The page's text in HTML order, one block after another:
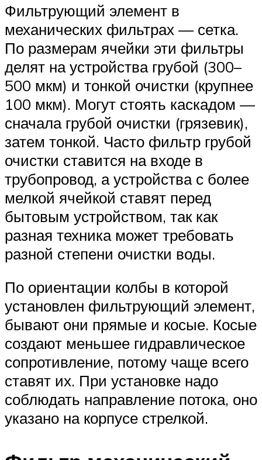
Фильтрующий элемент в
механических фильтрах — сетка.
По размерам ячейки эти фильтры
делят на устройства грубой (300–
500 мкм) и тонкой очистки (крупнее
100 мкм). Могут стоять каскадом —
сначала грубой очистки (грязевик),
затем тонкой. Часто фильтр грубой
очистки ставится на входе в
трубопровод, а устройства с более
мелкой ячейкой ставят перед
бытовым устройством, так как
разная техника может требовать
разной степени очистки воды.
По ориентации колбы в которой
установлен фильтрующий элемент,
бывают они прямые и косые. Косые
создают меньшее гидравлическое
сопротивление, потому чаще всего
ставят их. При установке надо
соблюдать направление потока, оно
указано на корпусе стрелкой.